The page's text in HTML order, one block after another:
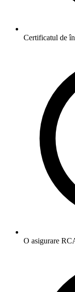
Certificatul de
O asigurare